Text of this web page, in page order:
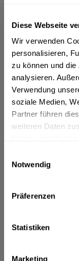
Diese Webseite
Wir verwenden
personalisieren,
zu können und
analysieren.
Verwendung
soziale Medien,
Partner führen
weiteren Daten
Notwendig
Präferenzen
Statistiken
Marketing
Inhalt:
0.7 Liter (26,41 €
inkl. MwSt.ggf. zzgl.
Vorrätig
In den
Artikel-Nr.:
Verfügbar in:
Düsseldorf,Hilden,
Davide Campari-
Alkoholgehalt